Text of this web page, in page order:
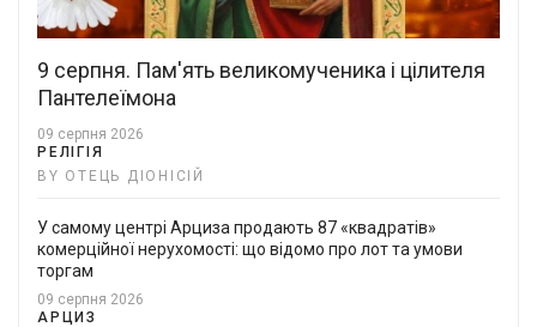
9 серпня. Пам'ять великомученика і цілителя
Пантелеїмона
09 серпня 2026
РЕЛІГІЯ
BY ОТЕЦЬ ДІОНІСІЙ
У самому центрі Арциза продають 87 «квадратів»
комерційної нерухомості: що відомо про лот та умови
торгам
09 серпня 2026
АРЦИЗ